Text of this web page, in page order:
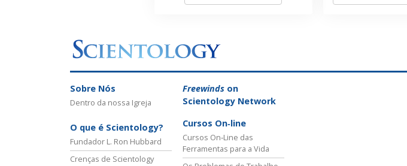
Sobre Nós
Dentro da nossa Igreja
O que é Scientology?
Fundador L. Ron Hubbard
Crenças de Scientology
Freewinds on
Scientology Network
Cursos On‑line
Cursos On‑Line das
Ferramentas para a Vida